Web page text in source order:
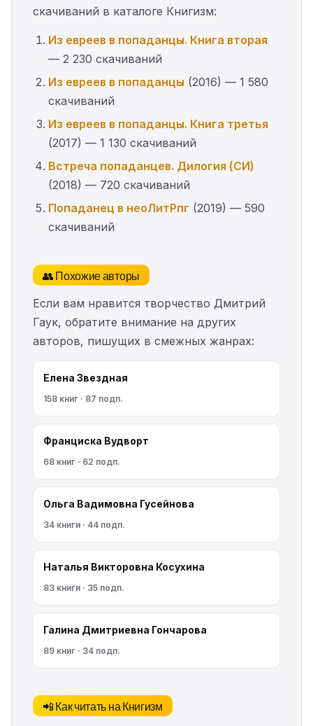
скачиваний в каталоге Книгизм:
Из евреев в попаданцы. Книга вторая
— 2 230 скачиваний
Из евреев в попаданцы (2016) — 1 580
скачиваний
Из евреев в попаданцы. Книга третья
(2017) — 1 130 скачиваний
Встреча попаданцев. Дилогия (СИ)
(2018) — 720 скачиваний
Попаданец в неоЛитРпг (2019) — 590
скачиваний
👥 Похожие авторы
Если вам нравится творчество Дмитрий
Гаук, обратите внимание на других
авторов, пишущих в смежных жанрах:
Елена Звездная
158 книг · 87 подп.
Франциска Вудворт
68 книг · 62 подп.
Ольга Вадимовна Гусейнова
34 книги · 44 подп.
Наталья Викторовна Косухина
83 книги · 35 подп.
Галина Дмитриевна Гончарова
89 книг · 34 подп.
📲 Как читать на Книгизм